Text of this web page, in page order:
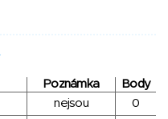
Poznámka
Body
nejsou 0